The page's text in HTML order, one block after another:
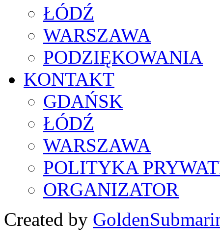
ŁÓDŹ
WARSZAWA
PODZIĘKOWANIA
KONTAKT
GDAŃSK
ŁÓDŹ
WARSZAWA
POLITYKA
ORGANIZATOR
Created by